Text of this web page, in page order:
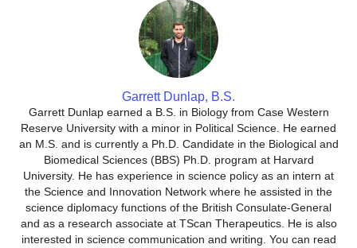
Garrett Dunlap, B.S.
Garrett Dunlap earned a B.S. in Biology from Case Western
Reserve University with a minor in Political Science. He earned
an M.S. and is currently a Ph.D. Candidate in the Biological and
Biomedical Sciences (BBS) Ph.D. program at Harvard
University. He has experience in science policy as an intern at
the Science and Innovation Network where he assisted in the
science diplomacy functions of the British Consulate-General
and as a research associate at TScan Therapeutics. He is also
interested in science communication and writing. You can read